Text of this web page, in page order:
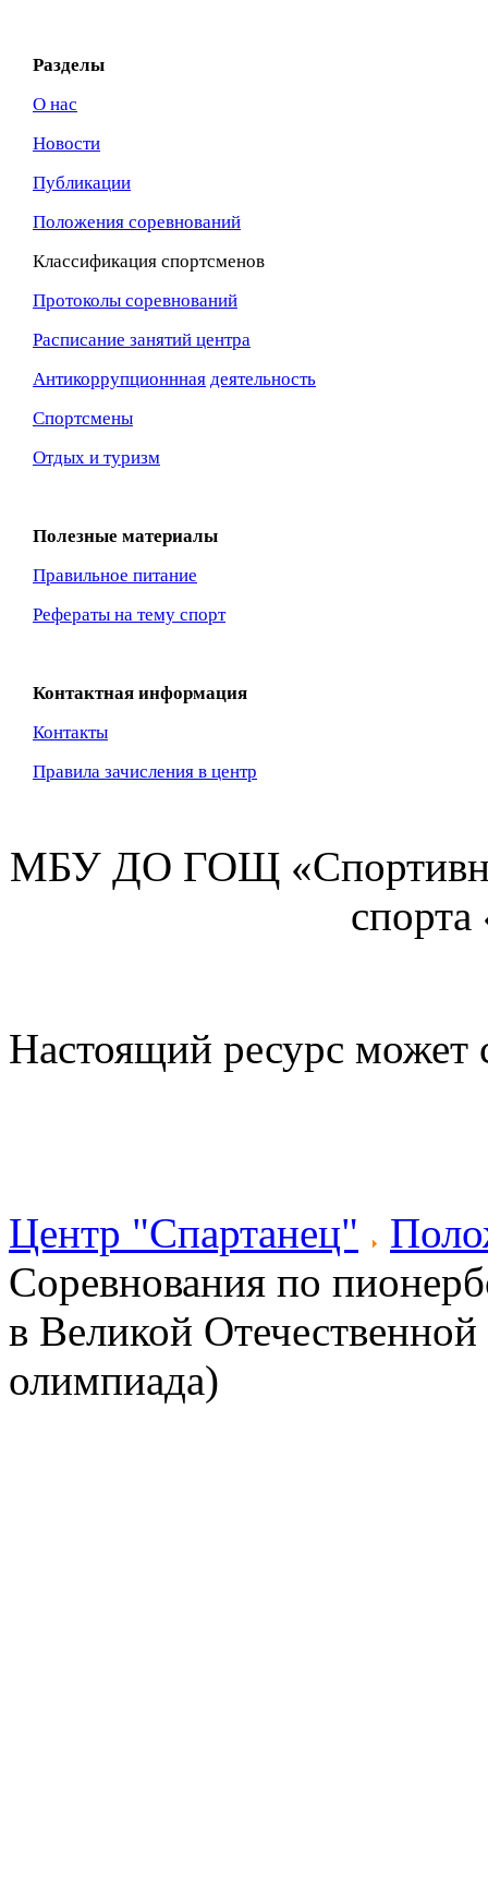
Разделы
О нас
Новости
Публикации
Положения соревнований
Классификация спортсменов
Протоколы соревнований
Расписание занятий центра
Антикоррупционнная деятельность
Спортсмены
Отдых и туризм
Полезные материалы
Правильное питание
Рефераты на тему спорт
Контактная информация
Контакты
Правила зачисления в центр
МБУ ДО ГОЩ
Настоящий ресурс может
Центр "Спартанец"
Соревнования по
в Великой
олимпиада)